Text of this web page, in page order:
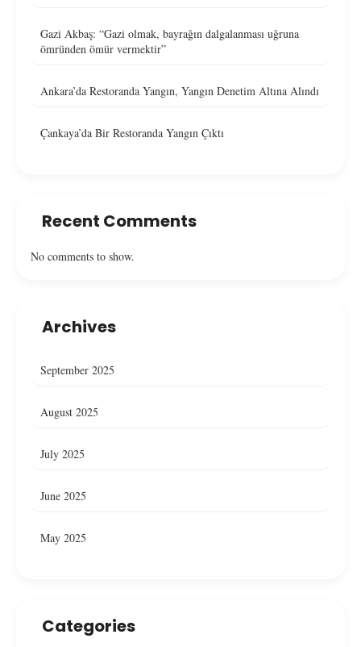
Gazi Akbaş: “Gazi olmak, bayrağın dalgalanması uğruna
ömründen ömür vermektir”
Ankara’da Restoranda Yangın, Yangın Denetim Altına Alındı
Çankaya’da Bir Restoranda Yangın Çıktı
Recent Comments
No comments to show.
Archives
September 2025
August 2025
July 2025
June 2025
May 2025
Categories